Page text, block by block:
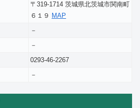
〒319-1714 茨城県北茨城市関南町
６１９ MAP
－
－
0293-46-2267
－